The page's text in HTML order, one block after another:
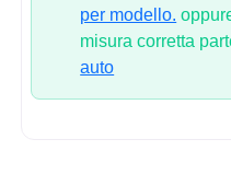
per modello.
misura corretta
auto